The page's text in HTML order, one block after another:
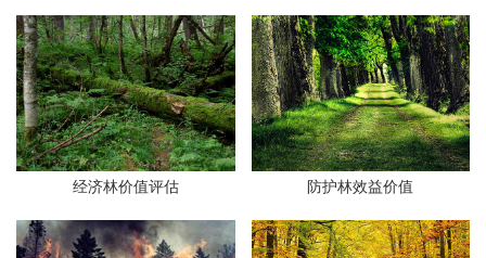
经济林价值评估 防护林效益价值